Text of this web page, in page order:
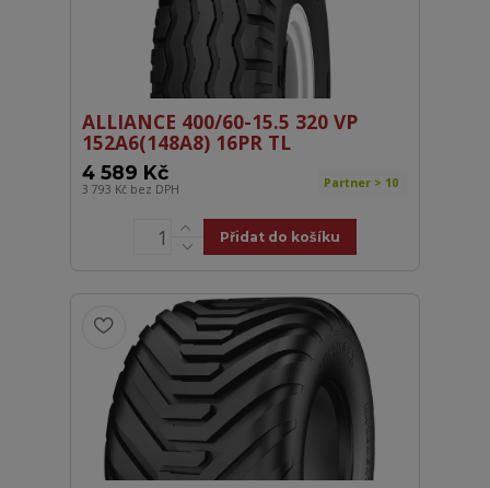
ALLIANCE 400/60-15.5 320 VP
152A6(148A8) 16PR TL
4 589 Kč
3 793 Kč bez DPH Partner > 10
Přidat do košíku